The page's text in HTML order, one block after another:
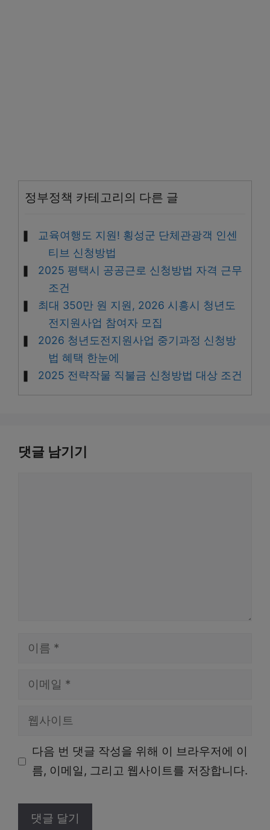
정부정책 카테고리의 다른 글
교육여행도 지원! 횡성군 단체관광객 인센
티브 신청방법
2025 평택시 공공근로 신청방법 자격 근무
조건
최대 350만 원 지원, 2026 시흥시 청년도
전지원사업 참여자 모집
2026 청년도전지원사업 중기과정 신청방
법 혜택 한눈에
2025 전략작물 직불금 신청방법 대상 조건
댓글 남기기
일
다음 번 댓글 작성을 위해 이 브라우저에 이
름, 이메일, 그리고 웹사이트를 저장합니다.